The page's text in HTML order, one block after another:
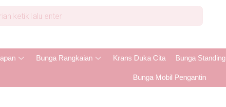
Bunga Rangkaian Krans Duka Cita Bunga Standing
Bunga Mobil Pengantin